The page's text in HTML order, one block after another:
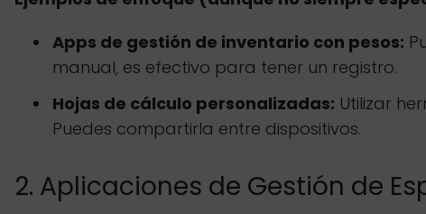
Apps de gestión de inventario con pesos:
manual, es efectivo para tener un registro.
Hojas de cálculo personalizadas: Utilizar
Puedes compartirla entre dispositivos.
2. Aplicaciones de Gestión de